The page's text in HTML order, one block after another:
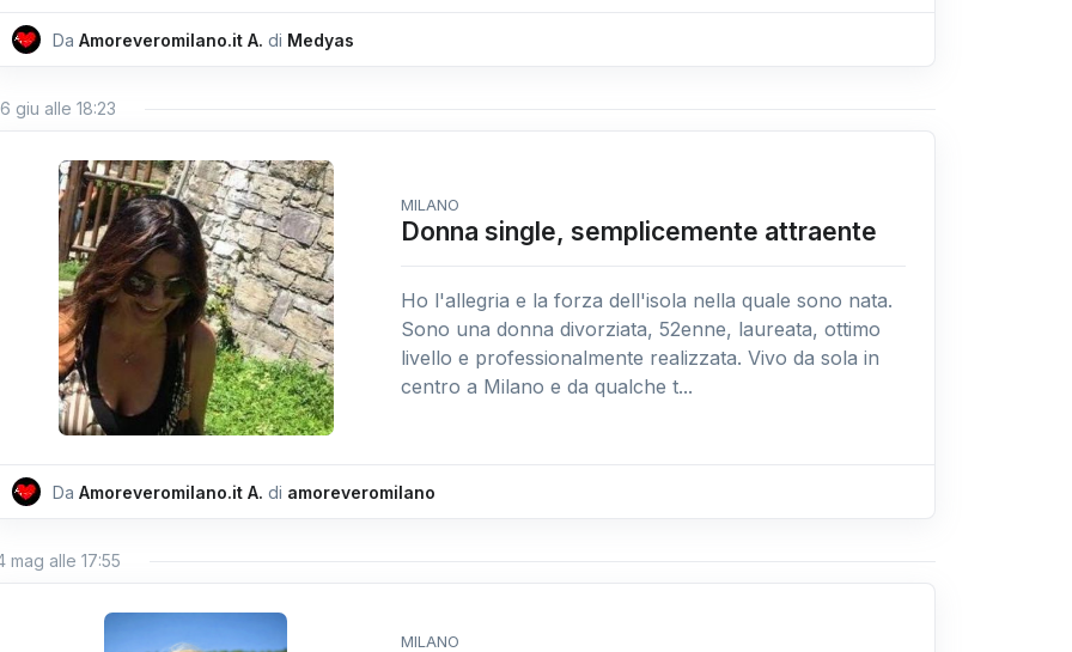
Da Amoreveromilano.it A. di Medyas
giu alle 18:23
MILANO
Donna single, semplicemente attraente
Ho l'allegria e la forza dell'isola nella quale sono nata.
Sono una donna divorziata, 52enne, laureata, ottimo
livello e professionalmente realizzata. Vivo da sola in
centro a Milano e da qualche t...
Da Amoreveromilano.it A. di amoreveromilano
mag alle 17:55
MILANO